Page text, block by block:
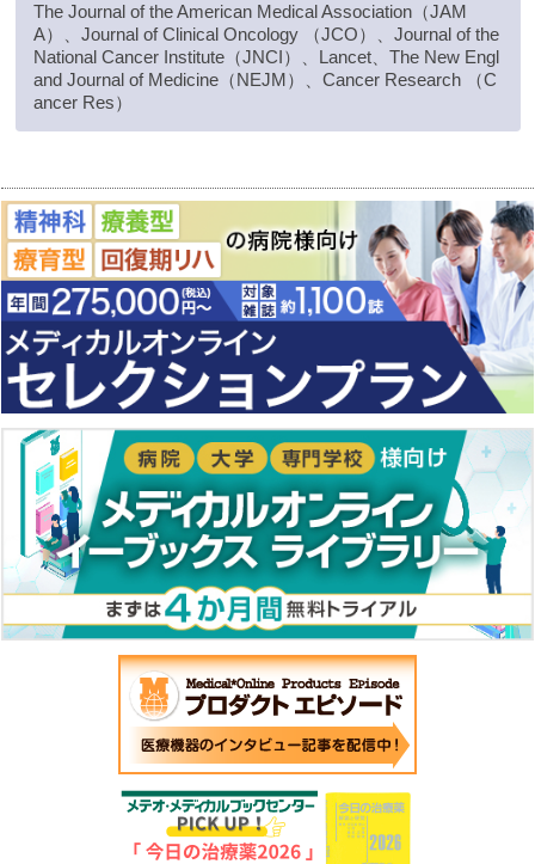
The Journal of the American Medical Association（JAM
A）、Journal of Clinical Oncology （JCO）、Journal of the
National Cancer Institute（JNCI）、Lancet、The New Engl
and Journal of Medicine（NEJM）、Cancer Research （C
ancer Res）